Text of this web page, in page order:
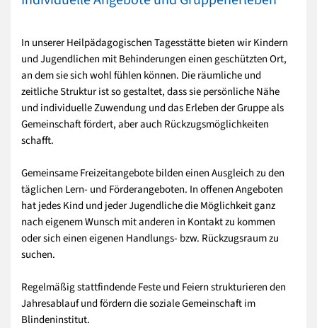
In unserer Heilpädagogischen Tagesstätte bieten wir Kindern
und Jugendlichen mit Behinderungen einen geschützten Ort,
an dem sie sich wohl fühlen können. Die räumliche und
zeitliche Struktur ist so gestaltet, dass sie persönliche Nähe
und individuelle Zuwendung und das Erleben der Gruppe als
Gemeinschaft fördert, aber auch Rückzugsmöglichkeiten
schafft.
Gemeinsame Freizeitangebote bilden einen Ausgleich zu den
täglichen Lern- und Förderangeboten. In offenen Angeboten
hat jedes Kind und jeder Jugendliche die Möglichkeit ganz
nach eigenem Wunsch mit anderen in Kontakt zu kommen
oder sich einen eigenen Handlungs- bzw. Rückzugsraum zu
suchen.
Regelmäßig stattfindende Feste und Feiern strukturieren den
Jahresablauf und fördern die soziale Gemeinschaft im
Blindeninstitut.